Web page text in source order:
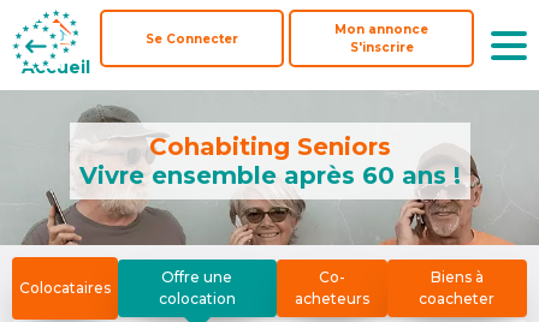
Accueil
Se Connecter
Mon annonce
S'inscrire
Accueil
Se Connecter
Mon annonce
S'inscrire
Cohabiting Seniors
Vivre ensemble après 60 ans !
Colocataires
Offre une
colocation
Co-
acheteurs
Biens à
coacheter